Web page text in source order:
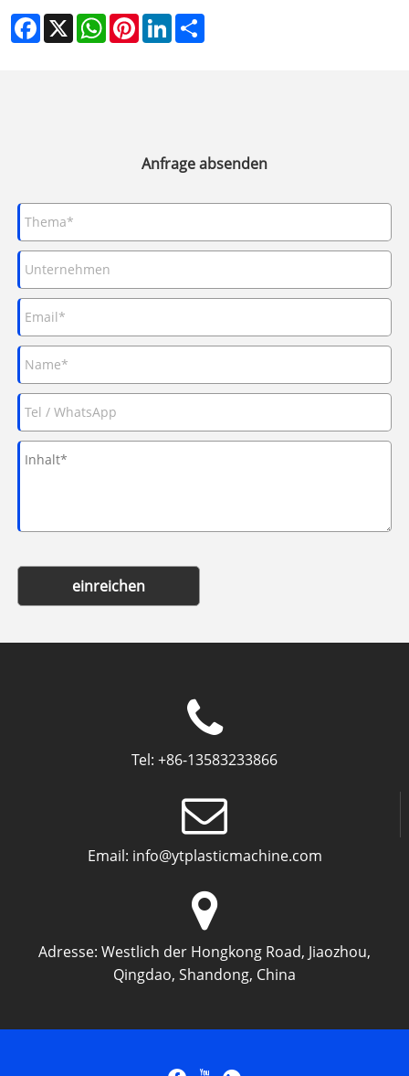
Facebook
X WhatsAppPinterestLinkedIn
Anfrage absenden
einreichen
Tel: +86-13583233866
Email: info@ytplasticmachine.com
Adresse: Westlich der Hongkong Road, Jiaozhou,
Qingdao, Shandong, China